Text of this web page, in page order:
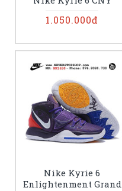
1.050.000đ
Nike Kyrie 6
Enlightenment Grand